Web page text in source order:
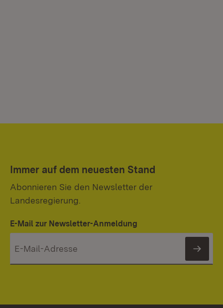
Immer auf dem neuesten Stand
Abonnieren Sie den Newsletter der
Landesregierung.
E-Mail zur Newsletter-Anmeldung